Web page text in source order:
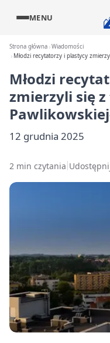
MENU
Strona główna Wiadomości
Młodzi recytatorzy i plastycy
Młodzi
zmierzyli się
12 grudnia 2025
2 min czytania